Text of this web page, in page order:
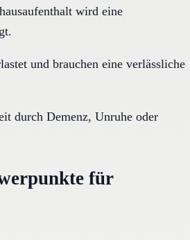
wird eine
und brauchen eine verlässliche
durch Demenz, Unruhe oder
für